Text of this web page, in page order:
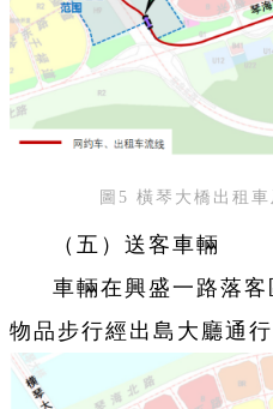
圖5 橫琴大橋出租
（五）送客車輛
車輛在興盛一路落
物品步行經出島大廳通行